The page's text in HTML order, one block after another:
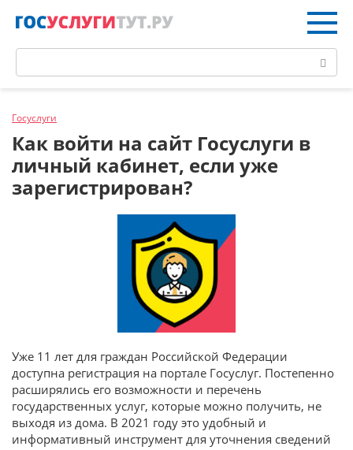
Госуслуги
Как войти на сайт Госуслуги в
личный кабинет, если уже
зарегистрирован?
Уже 11 лет для граждан Российской Федерации
доступна регистрация на портале Госуслуг. Постепенно
расширялись его возможности и перечень
государственных услуг, которые можно получить, не
выходя из дома. В 2021 году это удобный и
информативный инструмент для уточнения сведений